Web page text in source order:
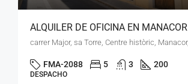
ALQUILER DE OFICINA EN MANACOR
FMA-2088 5 3 200
DESPACHO